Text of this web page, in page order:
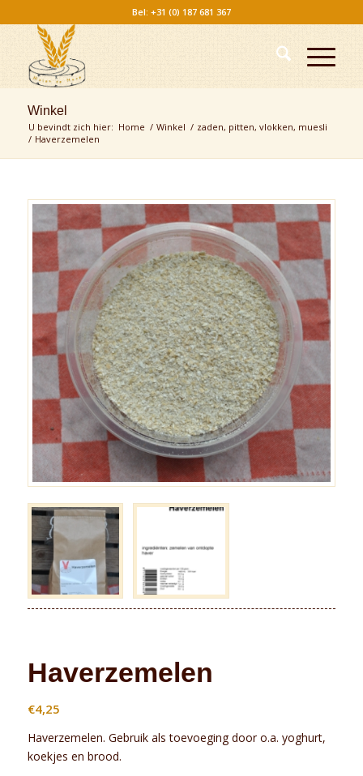
Bel: +31 (0) 187 681 367
Winkel
U bevindt zich hier: Home / Winkel / zaden, pitten, vlokken, muesli
/ Haverzemelen
Haverzemelen
€4,25
Haverzemelen. Gebruik als toevoeging door o.a. yoghurt,
koekjes en brood.